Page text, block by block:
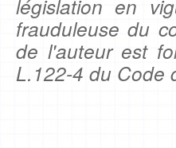
législation en
frauduleuse du
de l'auteur est
L.122-4 du Code